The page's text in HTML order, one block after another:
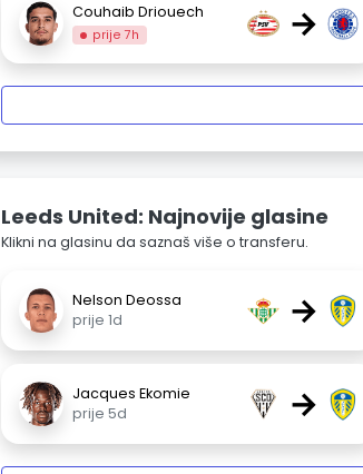
Couhaib Driouech
prije 7h →
Leeds United: Najnovije glasine
Klikni na glasinu da saznaš više o transferu.
Nelson Deossa
prije 1d
→
Jacques Ekomie
prije 5d
→